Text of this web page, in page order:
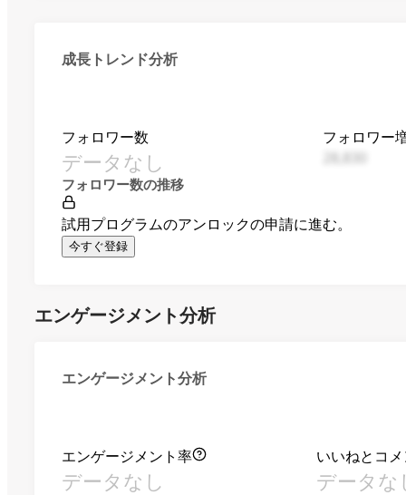
成長トレンド分析
フォロワー数
データなし
フォロワー
フォロワー数の推移
試用プログラムのアンロックの申請に進む。
今すぐ登録
エンゲージメント分析
エンゲージメント分析
エンゲージメント率
データなし
いいねとコ
データな